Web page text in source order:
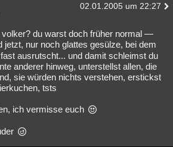
02.01.2005 um 22:27
du warst doch früher normal —
jetzt, nur noch glattes gesülze, bei dem
ausrutscht... und damit schleimst du
anderer hinweg, unterstellst allen, die
sie würden nichts verstehen, erstickst
tsts
ich vermisse euch